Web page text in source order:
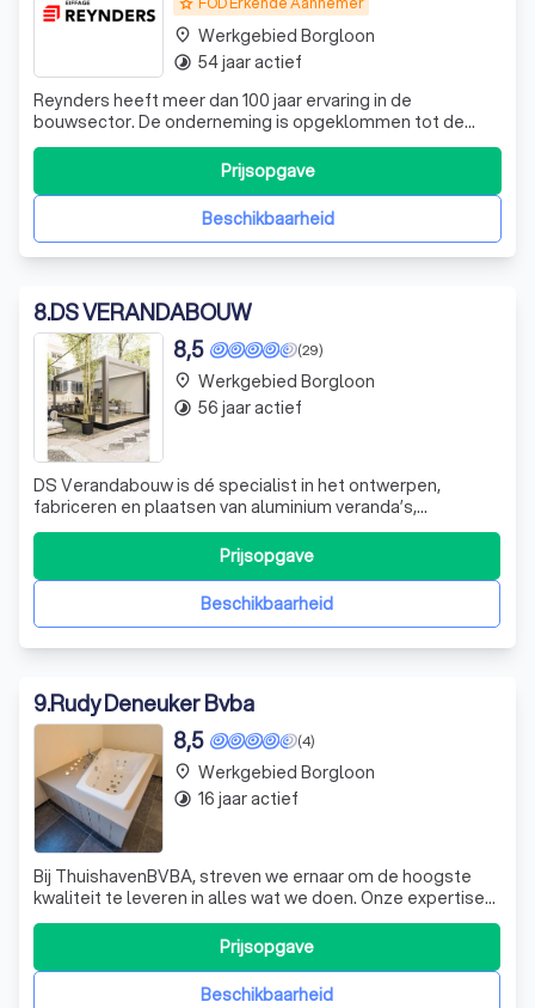
grade
Reynders heeft meer dan 100 jaar ervaring in de
bouwsector. De onderneming is opgeklommen tot de
hoogste categorie in de sector en is actief op het vlak van
nieuwbouw, renovatie, afwerking en maatschrijnwerk. Een
vaste kern van zeer gekwalificeerde medewerkers en een
groep kwaliteitsvolle onderaann
Beschikbaarheid
Prijsopgave
place Werkgebied Borgloon
timelapse 54 jaar actief
8.DS VERANDABOUW
(29)
8,5
DS Verandabouw is dé specialist in het ontwerpen,
fabriceren en plaatsen van aluminium veranda’s,
terrasoverkappingen, lamellendaken en carports. Wij zijn
geen doorsnee constructeur, maar een bloeiende
onderneming die uitsluitend maatwerk levert. Onze naam
staat synoniem aan kwaliteit, en dat merk j
Beschikbaarheid
Prijsopgave
place Werkgebied Borgloon
timelapse 56 jaar actief
9.Rudy Deneuker Bvba
(4)
8,5
Bij ThuishavenBVBA, streven we ernaar om de hoogste
kwaliteit te leveren in alles wat we doen. Onze expertise
ligt in het leveren van maatwerk voor zowel particulieren
als professionals. We zijn gespecialiseerd in het creëren
van prachtige badkamers, deuren, keukens en trappen,
allemaal op maat gemaBeschikbaarheid
Prijsopgave
place Werkgebied Borgloon
timelapse 16 jaar actief